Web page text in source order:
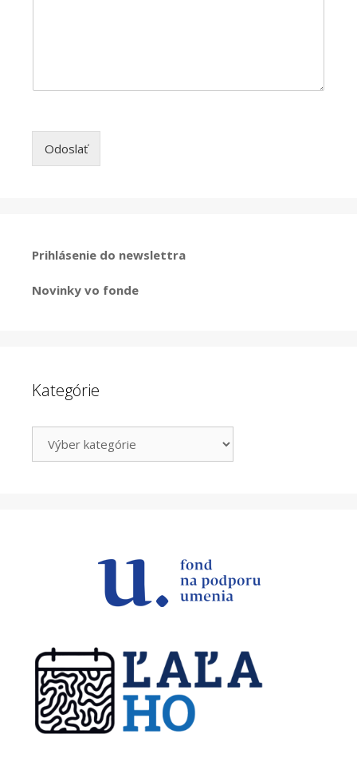
Odoslať
Prihlásenie do newslettra
Novinky vo fonde
Kategórie